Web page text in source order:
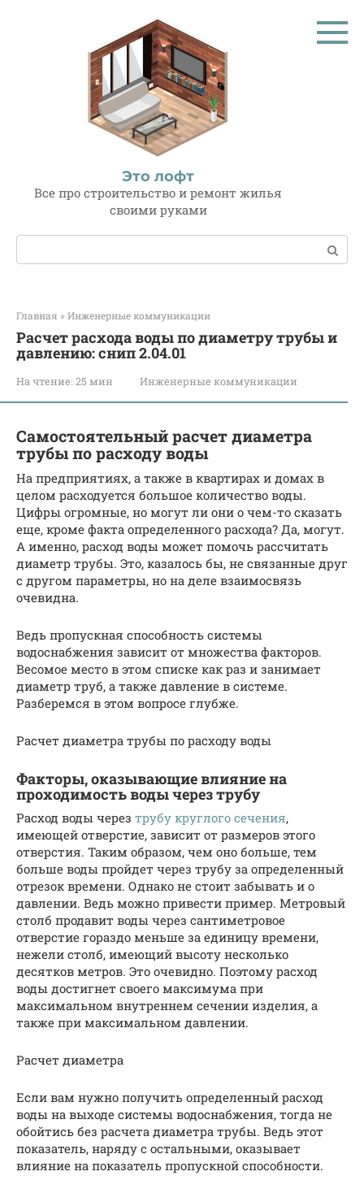
Это лофт
Все про строительство и ремонт жилья
своими руками
Поиск:
Главная » Инженерные коммуникации
Расчет расхода воды по диаметру трубы и
давлению: снип 2.04.01
На чтение: 25 мин Инженерные коммуникации
Самостоятельный расчет диаметра
трубы по расходу воды
На предприятиях, а также в квартирах и домах в
целом расходуется большое количество воды.
Цифры огромные, но могут ли они о чем-то сказать
еще, кроме факта определенного расхода? Да, могут.
А именно, расход воды может помочь рассчитать
диаметр трубы. Это, казалось бы, не связанные друг
с другом параметры, но на деле взаимосвязь
очевидна.
Ведь пропускная способность системы
водоснабжения зависит от множества факторов.
Весомое место в этом списке как раз и занимает
диаметр труб, а также давление в системе.
Разберемся в этом вопросе глубже.
Расчет диаметра трубы по расходу воды
Факторы, оказывающие влияние на
проходимость воды через трубу
Расход воды через трубу круглого сечения,
имеющей отверстие, зависит от размеров этого
отверстия. Таким образом, чем оно больше, тем
больше воды пройдет через трубу за определенный
отрезок времени. Однако не стоит забывать и о
давлении. Ведь можно привести пример. Метровый
столб продавит воды через сантиметровое
отверстие гораздо меньше за единицу времени,
нежели столб, имеющий высоту несколько
десятков метров. Это очевидно. Поэтому расход
воды достигнет своего максимума при
максимальном внутреннем сечении изделия, а
также при максимальном давлении.
Расчет диаметра
Если вам нужно получить определенный расход
воды на выходе системы водоснабжения, тогда не
обойтись без расчета диаметра трубы. Ведь этот
показатель, наряду с остальными, оказывает
влияние на показатель пропускной способности.